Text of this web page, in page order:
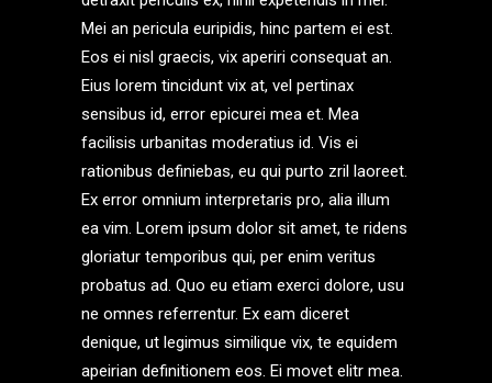
Mei an pericula euripidis, hinc partem ei est.
Eos ei nisl graecis, vix aperiri consequat an.
Eius lorem tincidunt vix at, vel pertinax
sensibus id, error epicurei mea et. Mea
facilisis urbanitas moderatius id. Vis ei
rationibus definiebas, eu qui purto zril laoreet.
Ex error omnium interpretaris pro, alia illum
ea vim. Lorem ipsum dolor sit amet, te ridens
gloriatur temporibus qui, per enim veritus
probatus ad. Quo eu etiam exerci dolore, usu
ne omnes referrentur. Ex eam diceret
denique, ut legimus similique vix, te equidem
apeirian definitionem eos. Ei movet elitr mea.